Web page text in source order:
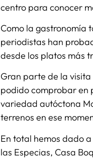
centro para conocer
Como la gastronomía
periodistas han
desde los platos más
Gran parte de la
podido comprobar en
variedad autóctona
terrenos en ese
En total hemos dado
las Especias, Casa